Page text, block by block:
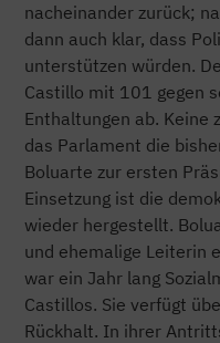
nacheinander zurück;
dann auch klar, dass
unterstützen würden.
Castillo mit 101 gegen
Enthaltungen ab. Keine
das Parlament die
Boluarte zur ersten
Einsetzung ist die
wieder hergestellt.
und ehemalige Leiterin
war ein Jahr lang
Castillos. Sie verfügt
Rückhalt. In ihrer